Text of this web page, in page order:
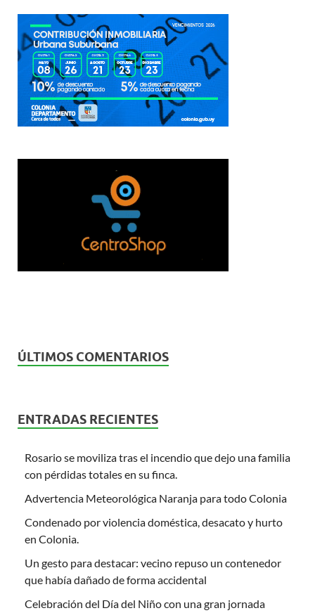
ÚLTIMOS COMENTARIOS
ENTRADAS RECIENTES
Rosario se moviliza tras el incendio que dejo una familia
con pérdidas totales en su finca.
Advertencia Meteorológica Naranja para todo Colonia
Condenado por violencia doméstica, desacato y hurto
en Colonia.
Un gesto para destacar: vecino repuso un contenedor
que había dañado de forma accidental
Celebración del Día del Niño con una gran jornada